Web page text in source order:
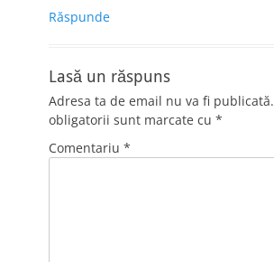
Răspunde
Lasă un răspuns
Adresa ta de email nu va fi publicată.
obligatorii sunt marcate cu *
Comentariu *